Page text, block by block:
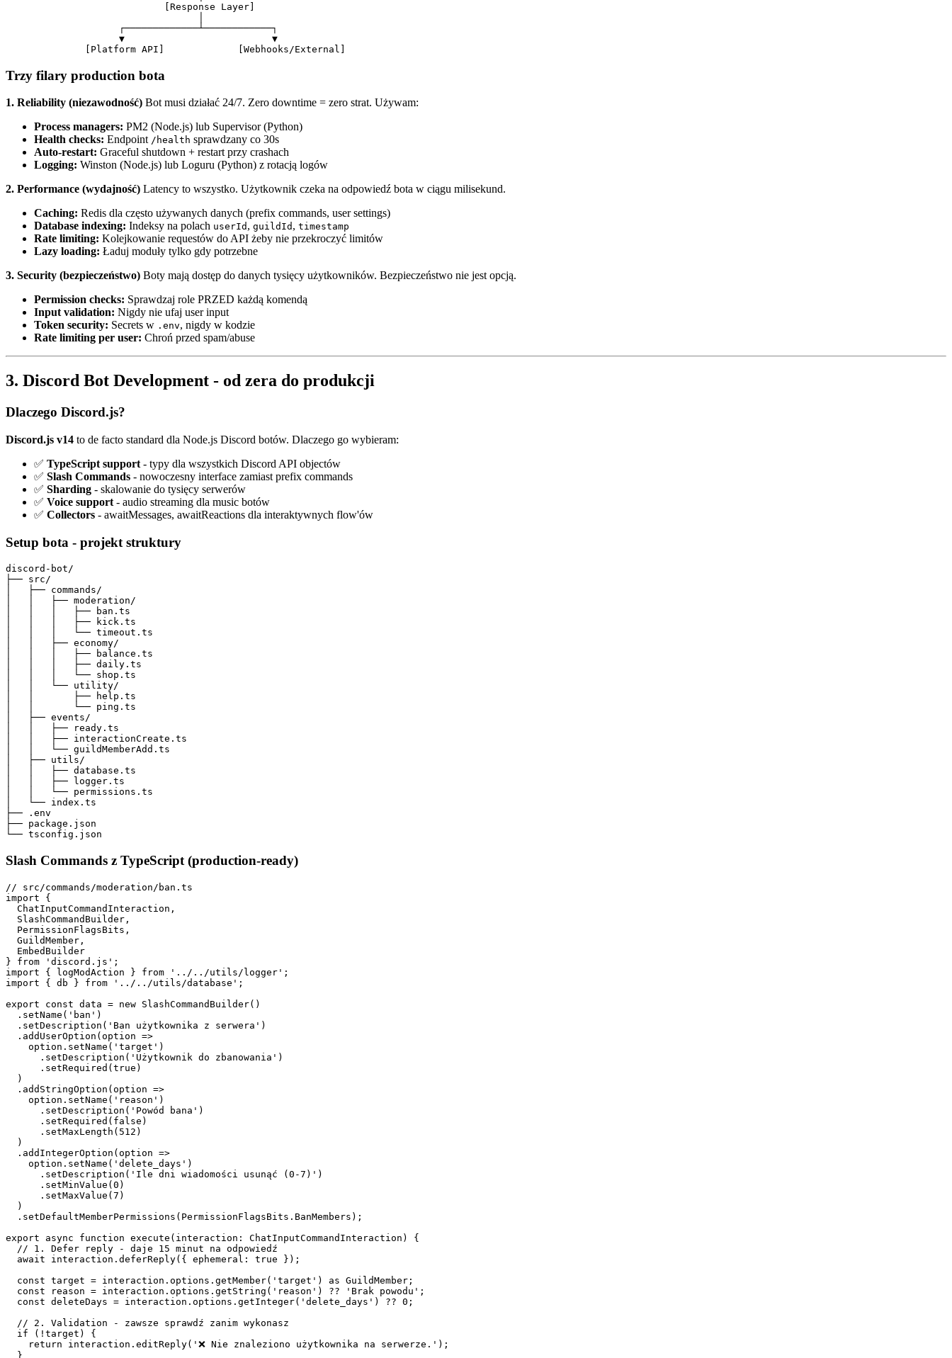
                            [Response Layer]
                    ┌─────────────┴────────────┐
                    ▼                          ▼
Trzy filary production bota
1. Reliability (niezawodność) Bot musi działać 24/7. Zero downtime = zero strat. Używam:
Process managers: PM2 (Node.js) lub Supervisor (Python)
Health checks: Endpoint /health sprawdzany co 30s
Auto-restart: Graceful shutdown + restart przy crashach
Logging: Winston (Node.js) lub Loguru (Python) z rotacją logów
2. Performance (wydajność) Latency to wszystko. Użytkownik czeka na odpowiedź bota w ciągu milisekund.
Caching: Redis dla często używanych danych (prefix commands, user settings)
Database indexing: Indeksy na polach userId , guildId , timestamp
Rate limiting: Kolejkowanie requestów do API żeby nie przekroczyć limitów
Lazy loading: Ładuj moduły tylko gdy potrzebne
3. Security (bezpieczeństwo) Boty mają dostęp do danych tysięcy użytkowników. Bezpieczeństwo nie jest opcją.
Permission checks: Sprawdzaj role PRZED każdą komendą
Input validation: Nigdy nie ufaj user input
Token security: Secrets w .env, nigdy w kodzie
Rate limiting per user: Chroń przed spam/abuse
3. Discord Bot Development - od zera do produkcji
Dlaczego Discord.js?
Discord.js v14 to de facto standard dla Node.js Discord botów. Dlaczego go wybieram:
✅ TypeScript support - typy dla wszystkich Discord API objectów
✅ Slash Commands - nowoczesny interface zamiast prefix commands
✅ Sharding - skalowanie do tysięcy serwerów
✅ Voice support - audio streaming dla music botów
✅ Collectors - awaitMessages, awaitReactions dla interaktywnych flow'ów
Setup bota - projekt struktury
discord-bot/
├── src/
│   ├── commands/
│   │   ├── moderation/
│   │   │   ├── ban.ts
│   │   │   ├── kick.ts
│   │   │   └── timeout.ts
│   │   ├── economy/
│   │   │   ├── balance.ts
│   │   │   ├── daily.ts
│   │   │   └── shop.ts
│   │   └── utility/
│   │       ├── help.ts
│   │       └── ping.ts
│   ├── events/
│   │   ├── ready.ts
│   │   ├── interactionCreate.ts
│   │   └── guildMemberAdd.ts
│   ├── utils/
│   │   ├── database.ts
│   │   ├── logger.ts
│   │   └── permissions.ts
│   └── index.ts
├── .env
├── package.json
Slash Commands z TypeScript (production-ready)
// src/commands/moderation/ban.ts
import {
  ChatInputCommandInteraction,
  SlashCommandBuilder,
  PermissionFlagsBits,
  GuildMember,
  EmbedBuilder
} from 'discord.js';
import { logModAction } from '../../utils/logger';
import { db } from '../../utils/database';
export const data = new SlashCommandBuilder()
  .setName('ban')
  .setDescription('Ban użytkownika z serwera')
  .addUserOption(option =>
    option.setName('target')
      .setDescription('Użytkownik do zbanowania')
      .setRequired(true)
  )
  .addStringOption(option =>
    option.setName('reason')
      .setDescription('Powód bana')
      .setRequired(false)
      .setMaxLength(512)
  )
  .addIntegerOption(option =>
    option.setName('delete_days')
      .setDescription('Ile dni wiadomości usunąć (0-7)')
      .setMinValue(0)
      .setMaxValue(7)
  )
  .setDefaultMemberPermissions(PermissionFlagsBits.BanMembers);
export async function execute(interaction: ChatInputCommandInteraction) {
  // 1. Defer reply - daje 15 minut na odpowiedź
  await interaction.deferReply({ ephemeral: true });
  const target = interaction.options.getMember('target') as GuildMember;
  const reason = interaction.options.getString('reason') ?? 'Brak powodu';
  const deleteDays = interaction.options.getInteger('delete_days') ?? 0;
  // 2. Validation - zawsze sprawdź zanim wykonasz
  if (!target) {
    return interaction.editReply('❌ Nie znaleziono użytkownika na serwerze.');
  }